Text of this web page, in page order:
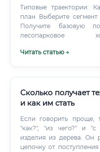
Типовые траектории: Как начать карьеру: пошаговый
план Выберите сегмент: Полевая заготовка и техника.
Получите базовую подготовку:
лесопарковое
машин», «Техник-
Читать статью →
Сколько получает
и как им стать
Если говорить проще,
"как?", "из чего?" и "с
изделия из дерева. Он
цепочку от